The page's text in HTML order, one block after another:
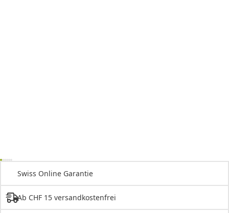
Swiss Online Garantie
Ab CHF 15 versandkostenfrei